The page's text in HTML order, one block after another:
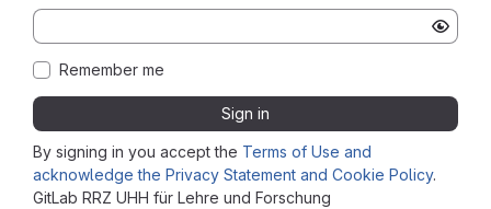
GitLab RRZ UHH für Lehre und Forschung
Remember me
Sign in
By signing in you accept the Terms of Use and
acknowledge the Privacy Statement and Cookie Policy.